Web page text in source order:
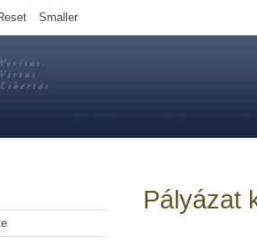
Smaller
Pályázat